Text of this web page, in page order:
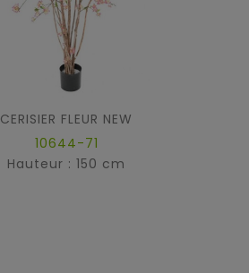
CERISIER FLEUR NEW
10644-71
Hauteur : 150 cm